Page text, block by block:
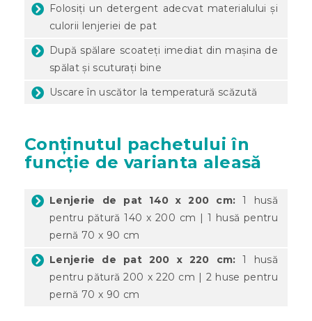
Folosiți un detergent adecvat materialului și
culorii lenjeriei de pat
După spălare scoateți imediat din mașina de
spălat și scuturați bine
Uscare în uscător la temperatură scăzută
Conținutul pachetului în
funcție de varianta aleasă
Lenjerie de pat 140 x 200 cm: 1 husă
pentru pătură 140 x 200 cm | 1 husă pentru
pernă 70 x 90 cm
Lenjerie de pat 200 x 220 cm: 1 husă
pentru pătură 200 x 220 cm | 2 huse pentru
pernă 70 x 90 cm